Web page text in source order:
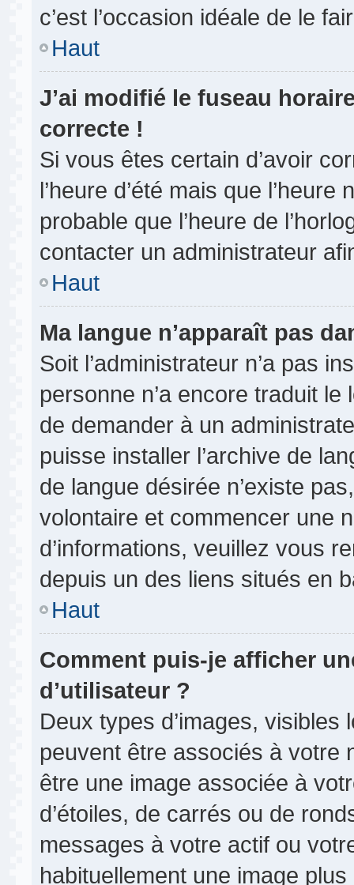
c’est l’occasion idéale de le
Haut
J’ai modifié le fuseau
correcte !
Si vous êtes certain d’avoir
l’heure d’été mais que
probable que l’heure de
contacter un administrateur
Haut
Ma langue n’apparaît pas
Soit l’administrateur n’a pas
personne n’a encore traduit
de demander à un
puisse installer l’archive de
de langue désirée n’existe
volontaire et commencer une
d’informations, veuillez vous
depuis un des liens situés en
Haut
Comment puis-je afficher
d’utilisateur ?
Deux types d’images,
peuvent être associés à votre
être une image associée à
d’étoiles, de carrés ou de
messages à votre actif ou
habituellement une image